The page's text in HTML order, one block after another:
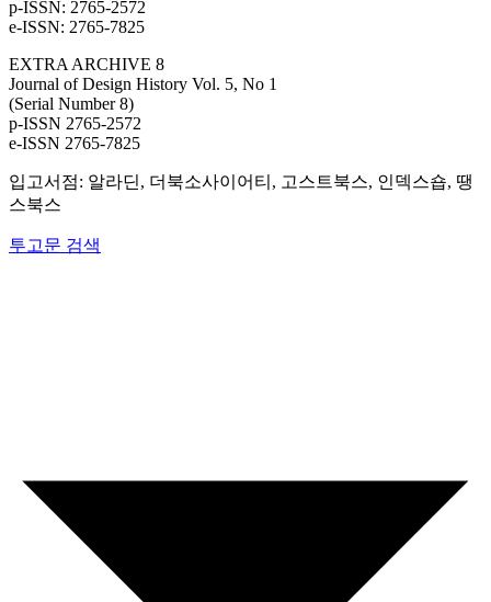
p-ISSN: 2765-2572
e-ISSN: 2765-7825
EXTRA ARCHIVE 8
Journal of Design History Vol. 5, No 1
(Serial Number 8)
p-ISSN 2765-2572
e-ISSN 2765-7825
입고서점: 알라딘, 더북소사이어티, 고스트북스, 인덱스숍, 땡
스북스
투고문 검색